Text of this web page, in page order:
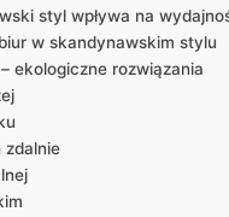
styl wpływa na
w skandynawskim stylu
ekologiczne rozwiązania
zdalnie